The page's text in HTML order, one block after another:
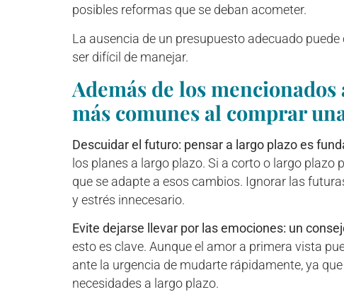
posibles reformas que se deban acometer.
La ausencia de un presupuesto adecuado
ser difícil de manejar.
Además de los
más comunes al comprar
Descuidar el futuro: pensar a largo plazo es
los planes a largo plazo. Si a corto o largo
que se adapte a esos cambios. Ignorar las
y estrés innecesario.
Evite dejarse llevar por las emociones: un
esto es clave. Aunque el amor a primera vista
ante la urgencia de mudarte rápidamente, ya
necesidades a largo plazo.